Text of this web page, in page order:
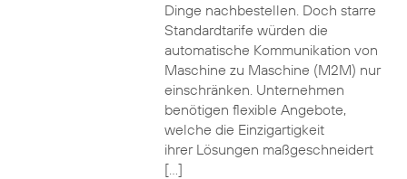
Dinge nachbestellen. Doch starre
Standardtarife würden die
automatische Kommunikation von
Maschine zu Maschine (M2M) nur
einschränken. Unternehmen
benötigen flexible Angebote,
welche die Einzigartigkeit
ihrer Lösungen maßgeschneidert
[…]